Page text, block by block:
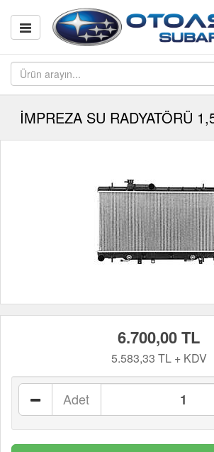
İMPREZA SU RADYATÖRÜ
6.700,00 TL
5.583,33 TL + KDV
Adet